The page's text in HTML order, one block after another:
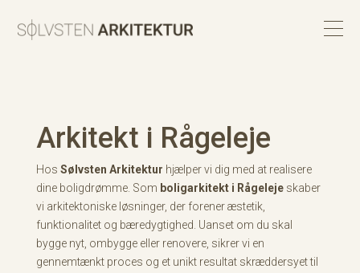
Arkitekt i Rågeleje
Hos Sølvsten Arkitektur hjælper vi dig med at realisere
dine boligdrømme. Som boligarkitekt i Rågelejeskaber
vi arkitektoniske løsninger, der forener æstetik,
funktionalitet og bæredygtighed. Uanset om du skal
bygge nyt, ombygge eller renovere, sikrer vi en
gennemtænkt proces og et unikt resultat skræddersyet til